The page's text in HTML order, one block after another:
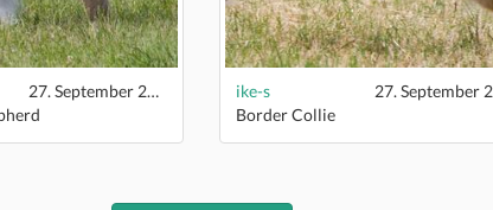
27. September 2020
ike-s
Border Collie